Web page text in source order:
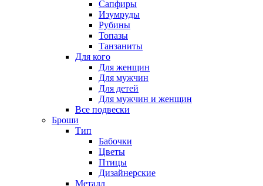
Сапфиры
Изумруды
Рубины
Топазы
Танзаниты
Для кого
Для женщин
Для мужчин
Для детей
Для мужчин и женщин
Все подвески
Броши
Тип
Бабочки
Цветы
Птицы
Дизайнерские
Металл